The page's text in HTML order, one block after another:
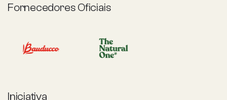
Fornecedores Oficiais
Iniciativa